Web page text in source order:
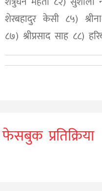
शेरबहादुर केसी ८५)
८७) श्रीप्रसाद साह ८८)
फेसबुक प्रतिक्रिया